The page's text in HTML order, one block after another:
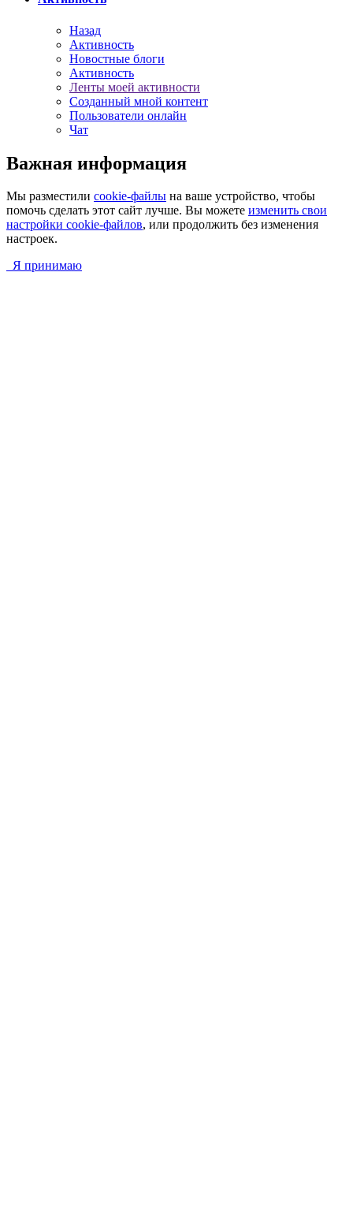
Назад
Активность
Новостные блоги
Активность
Ленты моей активности
Созданный мной контент
Пользователи онлайн
Чат
Важная информация
Мы разместили cookie-файлы на ваше устройство, чтобы
помочь сделать этот сайт лучше. Вы можете изменить свои
настройки cookie-файлов, или продолжить без изменения
настроек.
Я принимаю